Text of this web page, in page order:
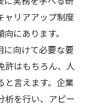
ャリアアップ制度
にあります。
に向けて必要な要
許はもちろん、人
と言えます。企業
析を行い、アピー